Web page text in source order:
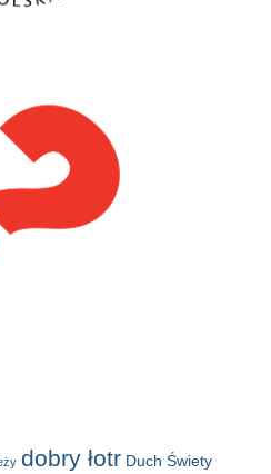
dobry łotr Duch Świety